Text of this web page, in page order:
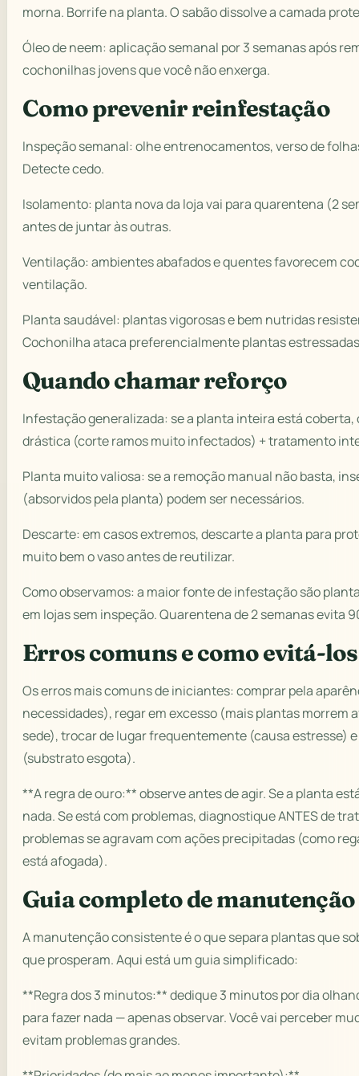
morna. Borrife na planta. O sabão dissolve a camada
Óleo de neem: aplicação semanal por 3 semanas após
cochonilhas jovens que você não enxerga.
Como prevenir reinfestação
Inspeção semanal: olhe entrenocamentos, verso de
Detecte cedo.
Isolamento: planta nova da loja vai para quarentena (2
antes de juntar às outras.
Ventilação: ambientes abafados e quentes favorecem
ventilação.
Planta saudável: plantas vigorosas e bem nutridas
Cochonilha ataca preferencialmente plantas
Quando chamar reforço
Infestação generalizada: se a planta inteira está coberta,
drástica (corte ramos muito infectados) + tratamento
Planta muito valiosa: se a remoção manual não basta,
(absorvidos pela planta) podem ser necessários.
Descarte: em casos extremos, descarte a planta para
muito bem o vaso antes de reutilizar.
Como observamos: a maior fonte de infestação são
em lojas sem inspeção. Quarentena de 2 semanas evita
Erros comuns e como evitá-los
Os erros mais comuns de iniciantes: comprar pela
necessidades), regar em excesso (mais plantas morrem
sede), trocar de lugar frequentemente (causa estresse)
(substrato esgota).
**A regra de ouro:** observe antes de agir. Se a planta
nada. Se está com problemas, diagnostique ANTES de
problemas se agravam com ações precipitadas (como
está afogada).
Guia completo de manutenção
A manutenção consistente é o que separa plantas que
que prosperam. Aqui está um guia simplificado:
**Regra dos 3 minutos:** dedique 3 minutos por dia
para fazer nada — apenas observar. Você vai perceber
evitam problemas grandes.